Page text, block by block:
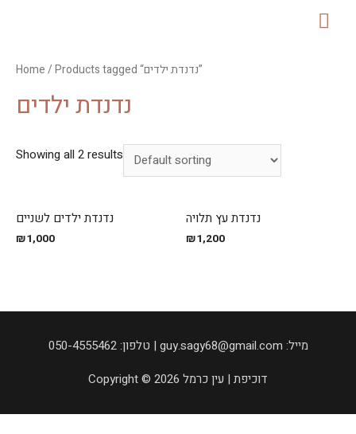
Home / Products tagged “נדנדת ילדים”
נדנדת ילדים
Showing all 2 results
נדנדת ילדים לשניים
₪1,000
נדנדת עץ תלויה
₪1,200
050-4555462 :טלפון | guy.sagy68@gmail.com :מייל
Copyright © 2026 דוכיפת | עין כרמל